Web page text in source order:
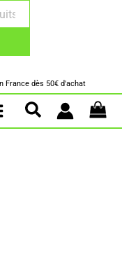
dès 50€ d'achat